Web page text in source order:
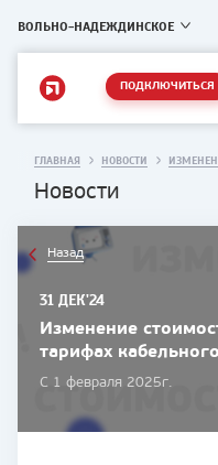
ВОЛЬНО-НАДЕЖДИНСКОЕ
ПОДКЛЮЧИТЬСЯ
ГЛАВНАЯ НОВОСТИ
Новости
Назад
31 ДЕК'24
Изменение
тарифах
С 1 февраля 2025г.